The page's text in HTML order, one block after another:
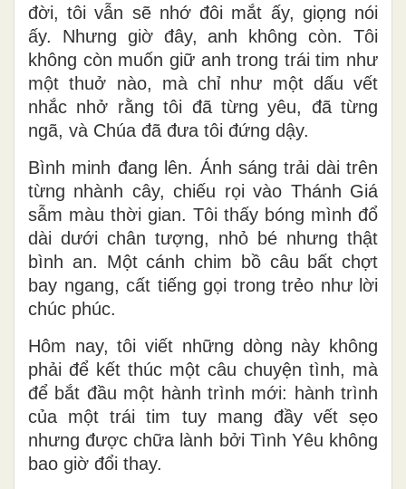
đời, tôi vẫn sẽ nhớ đôi mắt ấy, giọng nói
ấy. Nhưng giờ đây, anh không còn. Tôi
không còn muốn giữ anh trong trái tim như
một thuở nào, mà chỉ như một dấu vết
nhắc nhở rằng tôi đã từng yêu, đã từng
ngã, và Chúa đã đưa tôi đứng dậy.
Bình minh đang lên. Ánh sáng trải dài trên
từng nhành cây, chiếu rọi vào Thánh Giá
sẫm màu thời gian. Tôi thấy bóng mình đổ
dài dưới chân tượng, nhỏ bé nhưng thật
bình an. Một cánh chim bồ câu bất chợt
bay ngang, cất tiếng gọi trong trẻo như lời
chúc phúc.
Hôm nay, tôi viết những dòng này không
phải để kết thúc một câu chuyện tình, mà
để bắt đầu một hành trình mới: hành trình
của một trái tim tuy mang đầy vết sẹo
nhưng được chữa lành bởi Tình Yêu không
bao giờ đổi thay.